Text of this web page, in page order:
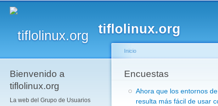
tiflolinux.org
Bienvenido a
tiflolinux.org
La web del Grupo de Usuarios
Se encuentra usted
Inicio
Encuestas
Ahora que los entornos
resulta más fácil de usar